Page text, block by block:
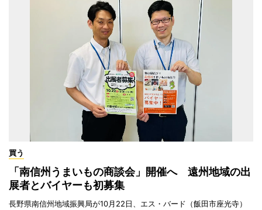
買う
「南信州うまいもの商談会」開催へ 遠州地域の出
展者とバイヤーも初募集
長野県南信州地域振興局が10月22日、エス・バード（飯田市座光寺）